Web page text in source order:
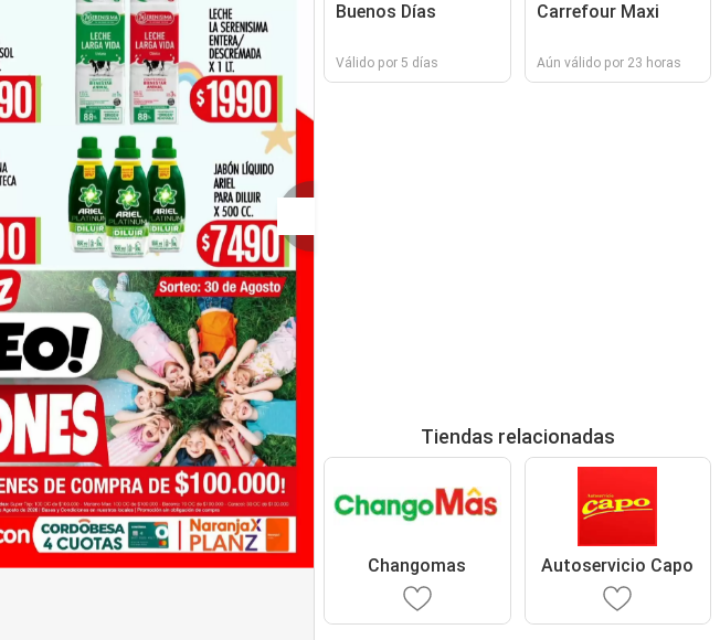
Buenos Días
Válido por 5 días
Carrefour Maxi
Aún válido por 23 horas
Tiendas relacionadas
Changomas Autoservicio Capo